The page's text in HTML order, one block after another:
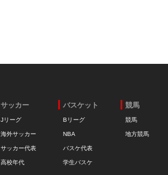
サッカー
Jリーグ
海外サッカー
サッカー代表
高校年代
バスケット
Bリーグ
NBA
バスケ代表
学生バスケ
競馬
競馬
地方競馬